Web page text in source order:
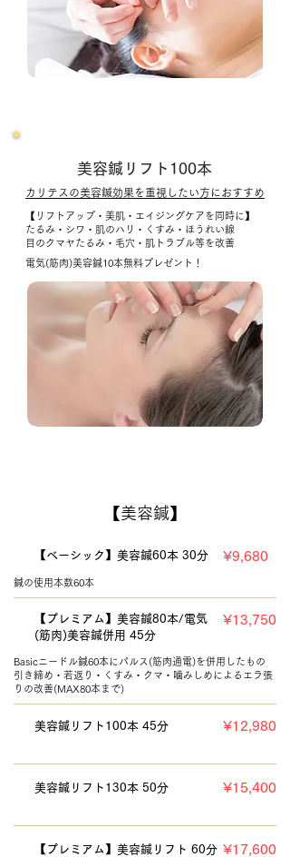
美容鍼リフト100本
カリテスの美容鍼効果を重視したい方におすすめ
【リフトアップ・美肌・エイジングケアを同時に】
たるみ・シワ・肌のハリ・くすみ・ほうれい線
目のクマヤたるみ・毛穴・肌トラブル等を改善
電気(筋肉)美容鍼10本無料プレゼント！
初回
【美容鍼】
【ベーシック】美容鍼60本 30分 ¥9,680
鍼の使用本数60本
【プレミアム】美容鍼80本/電気
(筋肉)美容鍼併用 45分
¥13,750
Basicニードル鍼60本にパルス(筋肉通電)を併用したもの
引き締め・若返り・くすみ・クマ・噛みしめによるエラ張
りの改善(MAX80本まで)
美容鍼リフト100本 45分 ¥12,980
美容鍼リフト130本 50分 ¥15,400
【プレミアム】美容鍼リフト 60分 ¥17,600